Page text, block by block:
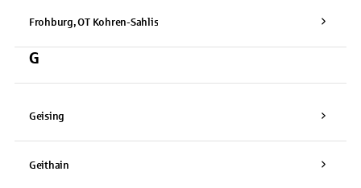
Frohburg, OT Kohren-Sahlis
G
Geising
Geithain